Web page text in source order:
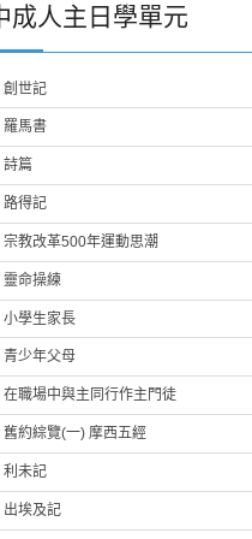
成人主日學單元
創世記
羅馬書
詩篇
路得記
宗教改革500年運動思潮
靈命操練
小學生家長
青少年父母
在職場中與主同行作主門徒
舊約綜覽(一) 摩西五經
利未記
出埃及記